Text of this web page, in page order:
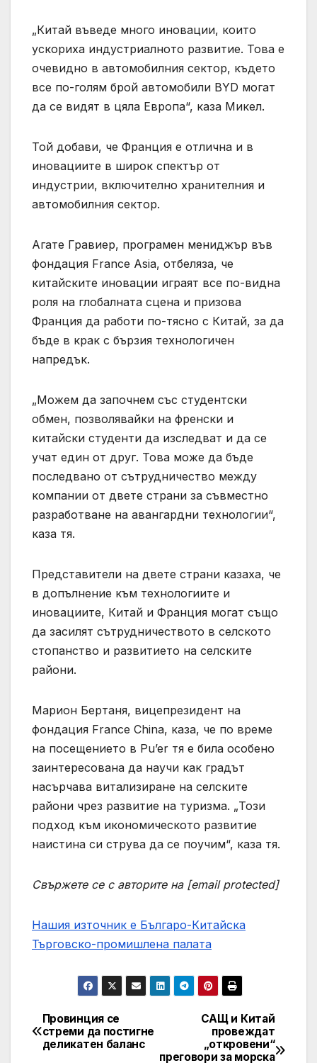
„Китай въведе много иновации, които
ускориха индустриалното развитие. Това е
очевидно в автомобилния сектор, където
все по-голям брой автомобили BYD могат
да се видят в цяла Европа“, каза Микел.
Той добави, че Франция е отлична и в
иновациите в широк спектър от
индустрии, включително хранителния и
автомобилния сектор.
Агате Гравиер, програмен мениджър във
фондация France Asia, отбеляза, че
китайските иновации играят все по-видна
роля на глобалната сцена и призова
Франция да работи по-тясно с Китай, за да
бъде в крак с бързия технологичен
напредък.
„Можем да започнем със студентски
обмен, позволявайки на френски и
китайски студенти да изследват и да се
учат един от друг. Това може да бъде
последвано от сътрудничество между
компании от двете страни за съвместно
разработване на авангардни технологии“,
каза тя.
Представители на двете страни казаха, че
в допълнение към технологиите и
иновациите, Китай и Франция могат също
да засилят сътрудничеството в селското
стопанство и развитието на селските
райони.
Марион Бертаня, вицепрезидент на
фондация France China, каза, че по време
на посещението в Pu’er тя е била особено
заинтересована да научи как градът
насърчава витализиране на селските
райони чрез развитие на туризма. „Този ​​
подход към икономическото развитие
наистина си струва да се поучим“, каза тя.
Свържете се с авторите на [email protected]
Нашия източник е Българо-Китайска
Търговско-промишлена палaта
Post
navigation
САЩ и Китай
провеждат
„откровени“
преговори за морска
Провинция се
стреми да постигне
деликатен баланс